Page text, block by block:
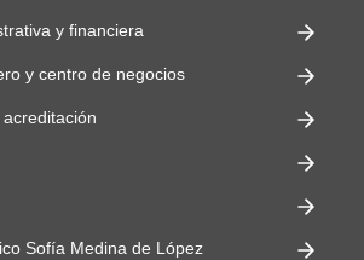
y financiera
y centro de negocios
Sofía Medina de López